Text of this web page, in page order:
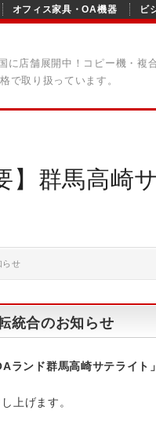
オフィス家具・OA機器 ビ
に店舗展開中！コピー機・複
で取り扱っています。
】群馬高崎
らせ
統合のお知らせ
ランド群馬高崎サテライ
上げます。